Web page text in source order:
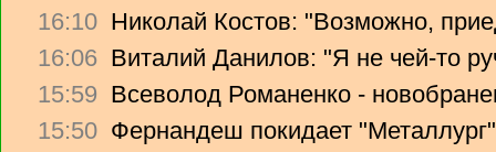
16:10 Николай Костов: "Возможно,
16:06 Виталий Данилов: "Я не чей-то
15:59 Всеволод Романенко -
15:50 Фернандеш покидает "Металлург"